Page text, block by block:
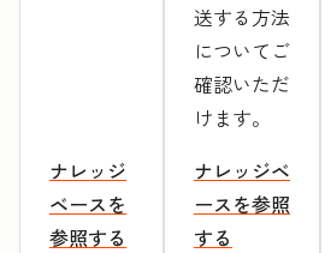
ナレッジ
ベースを
参照する
送する方法
についてご
確認いただ
けます。
ナレッジベ
ースを参照
する